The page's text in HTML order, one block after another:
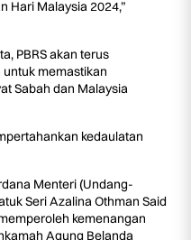
Hari Malaysia 2024,”
PBRS akan terus
memastikan
Sabah dan Malaysia
kedaulatan
Menteri (Undang-
Seri Azalina Othman Said
kemenangan
Agung Belanda